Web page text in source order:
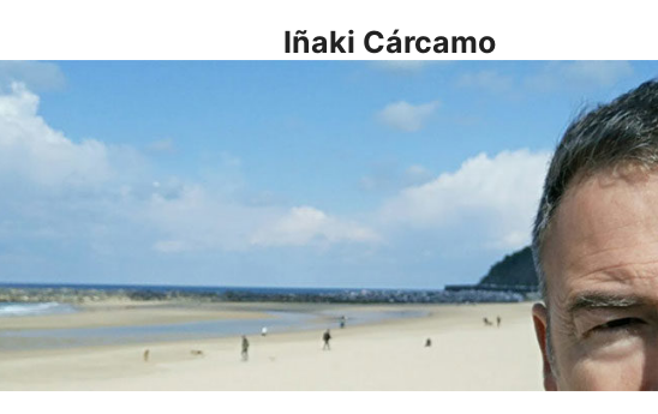
Iñaki Cárcamo